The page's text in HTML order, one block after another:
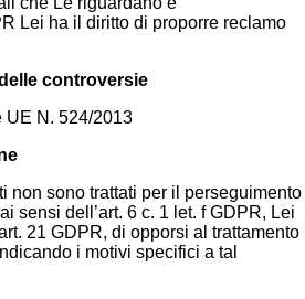
Lei ha il diritto di proporre reclamo
controversie
UE N. 524/2013
non sono trattati per il perseguimento
sensi dell’art. 6 c. 1 let. f GDPR, Lei
21 GDPR, di opporsi al trattamento
i motivi specifici a tal